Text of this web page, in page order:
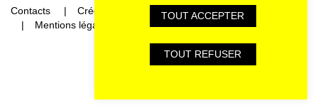
Contacts
Crédits
Mentions légales et données personnelles
TOUT ACCEPTER
TOUT REFUSER